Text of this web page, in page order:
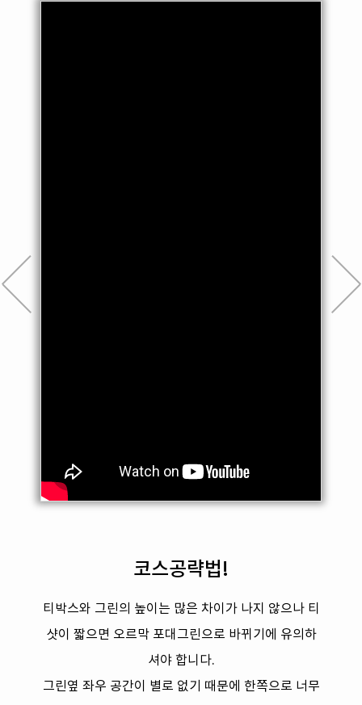
코스공략법!
티박스와 그린의 높이는 많은 차이가 나지 않으나 티
샷이 짧으면 오르막 포대그린으로 바뀌기에 유의하
셔야 합니다.
그린옆 좌우 공간이 별로 없기 때문에 한쪽으로 너무